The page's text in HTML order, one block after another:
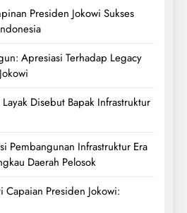
Presiden Jokowi Sukses
Apresiasi Terhadap Legacy
Disebut Bapak Infrastruktur
Pembangunan Infrastruktur Era
Daerah Pelosok
Capaian Presiden Jokowi: